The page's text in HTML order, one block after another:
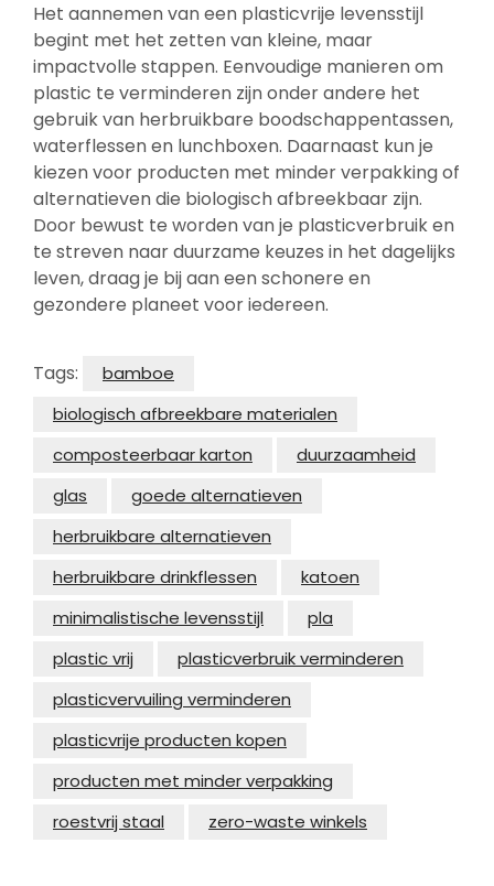
Het aannemen van een plasticvrije levensstijl
begint met het zetten van kleine, maar
impactvolle stappen. Eenvoudige manieren om
plastic te verminderen zijn onder andere het
gebruik van herbruikbare boodschappentassen,
waterflessen en lunchboxen. Daarnaast kun je
kiezen voor producten met minder verpakking of
alternatieven die biologisch afbreekbaar zijn.
Door bewust te worden van je plasticverbruik en
te streven naar duurzame keuzes in het dagelijks
leven, draag je bij aan een schonere en
gezondere planeet voor iedereen.
Tags:
bamboe
biologisch afbreekbare materialen
composteerbaar karton
duurzaamheid
glas
goede alternatieven
herbruikbare alternatieven
herbruikbare drinkflessen
katoen
minimalistische levensstijl
pla
plastic vrij
plasticverbruik verminderen
plasticvervuiling verminderen
plasticvrije producten kopen
producten met minder verpakking
roestvrij staal
zero-waste winkels